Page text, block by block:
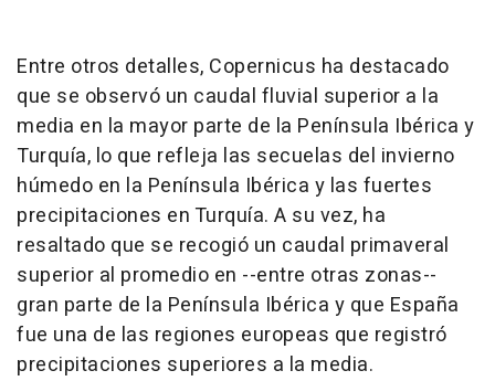
Entre otros detalles, Copernicus ha destacado
que se observó un caudal fluvial superior a la
media en la mayor parte de la Península Ibérica y
Turquía, lo que refleja las secuelas del invierno
húmedo en la Península Ibérica y las fuertes
precipitaciones en Turquía. A su vez, ha
resaltado que se recogió un caudal primaveral
superior al promedio en --entre otras zonas--
gran parte de la Península Ibérica y que España
fue una de las regiones europeas que registró
precipitaciones superiores a la media.